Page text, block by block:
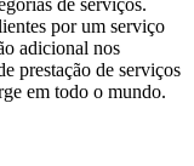
de serviços.
por um serviço
adicional nos
prestação de serviços
em todo o mundo.